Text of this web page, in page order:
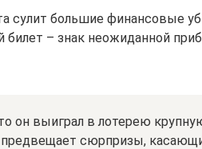
сулит большие финансовые
билет – знак неожиданной
он выиграл в лотерею
сюрпризы,